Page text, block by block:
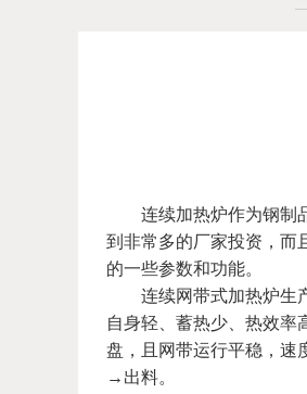
连续加热炉作为钢制品
到非常多的厂家投资，而
的一些参数和功能。
连续网带式加热炉生产
自身轻、蓄热少、热效率
盘，且网带运行平稳，
→出料。